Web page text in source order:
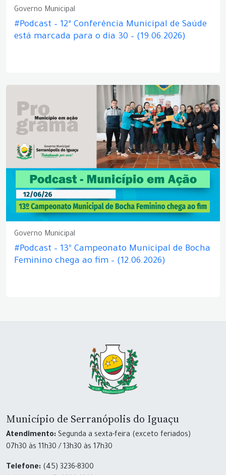
Governo Municipal
#Podcast – 12ª Conferência Municipal de Saúde
está marcada para o dia 30 – (19.06.2026)
Governo Municipal
#Podcast – 13º Campeonato Municipal de Bocha
Feminino chega ao fim – (12.06.2026)
Município de Serranópolis do Iguaçu
Atendimento: Segunda a sexta-feira (exceto feriados)
07h30 às 11h30 / 13h30 às 17h30
Telefone: (45) 3236-8300